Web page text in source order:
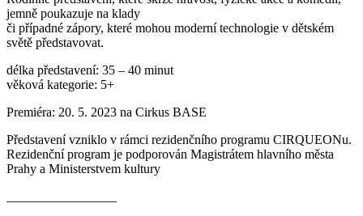
jemně poukazuje na klady
či případné zápory, které mohou moderní technologie v dětském
světě představovat.
délka představení: 35 – 40 minut
věková kategorie: 5+
Premiéra: 20. 5. 2023 na Cirkus BASE
Představení vzniklo v rámci rezidenčního programu CIRQUEONu.
Rezidenční program je podporován Magistrátem hlavního města
Prahy a Ministerstvem kultury